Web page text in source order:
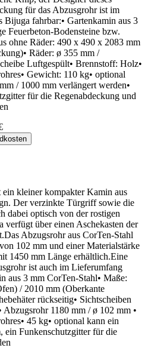
für das Abzusgrohr ist im
fahrbar:• Gartenkamin aus 3
Feuerbeton-Bodensteine bzw.
ohne Räder: 490 x 490 x 2083 mm
Räder: ø 355 mm /
Luftgespült• Brennstoff: Holz•
Gewicht: 110 kg• optional
/ 1000 mm verlängert werden•
für die Regenabdeckung und
kleiner kompakter Kamin aus
Der verzinkte Türgriff sowie die
dabei optisch von der rostigen
verfügt über einen Aschekasten der
Abzugsrohr aus CorTen-Stahl
102 mm und einer Materialstärke
1450 mm Länge erhältlich.Eine
ist auch im Lieferumfang
aus 3 mm CorTen-Stahl• Maße:
/ 2010 mm (Oberkante
rückseitig• Sichtscheiben
1180 mm / ø 102 mm •
45 kg• optional kann ein
ein Funkenschutzgitter für die